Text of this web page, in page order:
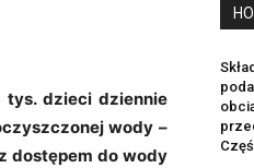
tys. dzieci dziennie
wody –
dostępem do wody